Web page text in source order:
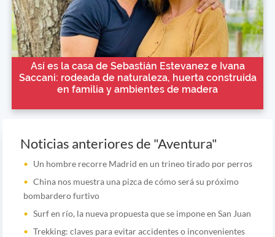
Así es la casa de Sebastián Estevanez e Ivana
Saccani: rodeada de naturaleza, huerta construida
en familia y ambientes de madera
Noticias anteriores de "Aventura"
Un hombre recorre Madrid en un trineo tirado por perros
China nos muestra una pizca de cómo será su próximo
bombardero furtivo
Surf en río, la nueva propuesta que se impone en San Juan
Trekking: claves para evitar accidentes o inconvenientes